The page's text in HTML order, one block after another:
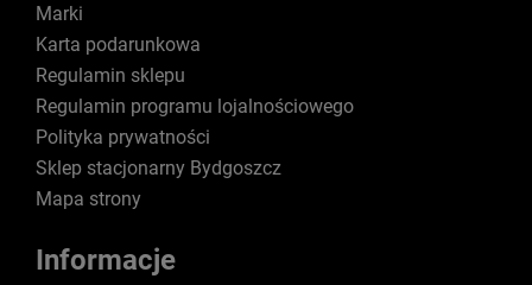
Marki
Karta podarunkowa
Regulamin sklepu
Regulamin programu lojalnościowego
Polityka prywatności
Sklep stacjonarny Bydgoszcz
Mapa strony
Informacje